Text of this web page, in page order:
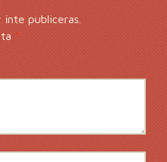
inte publiceras.
*